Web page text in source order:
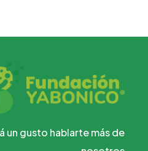
un gusto hablarte más de